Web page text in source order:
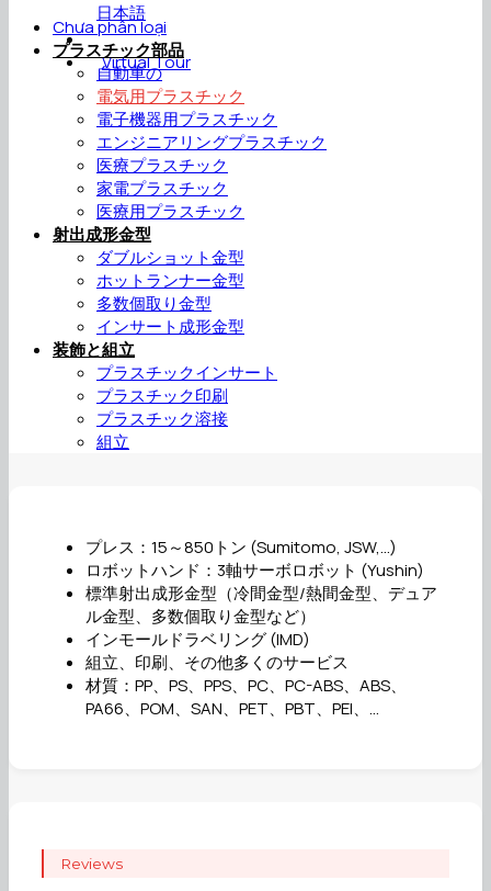
日本語
Virtual Tour
Chưa phân loại
プラスチック部品
自動車の
電気用プラスチック
電子機器用プラスチック
エンジニアリングプラスチック
医療プラスチック
家電プラスチック
医療用プラスチック
射出成形金型
ダブルショット金型
ホットランナー金型
多数個取り金型
インサート成形金型
装飾と組立
プラスチックインサート
プラスチック印刷
プラスチック溶接
組立
プレス：15～850トン (Sumitomo, JSW,…)
ロボットハンド：3軸サーボロボット (Yushin)
標準射出成形金型（冷間金型/熱間金型、デュア
ル金型、多数個取り金型など）
インモールドラベリング (IMD)
組立、印刷、その他多くのサービス
材質：PP、PS、PPS、PC、PC-ABS、ABS、
PA66、POM、SAN、PET、PBT、PEI、…
Reviews